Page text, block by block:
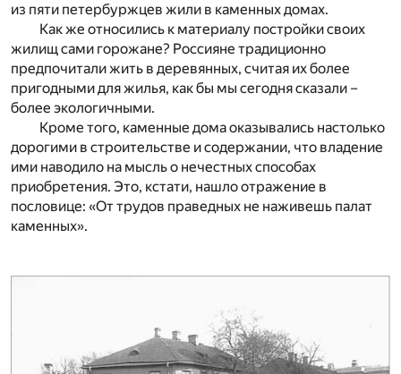
из пяти петербуржцев жили в каменных домах.
Как же относились к материалу постройки своих
жилищ сами горожане? Россияне традиционно
предпочитали жить в деревянных, считая их более
пригодными для жилья, как бы мы сегодня сказали –
более экологичными.
Кроме того, каменные дома оказывались настолько
дорогими в строительстве и содержании, что владение
ими наводило на мысль о нечестных способах
приобретения. Это, кстати, нашло отражение в
пословице: «От трудов праведных не наживешь палат
каменных».